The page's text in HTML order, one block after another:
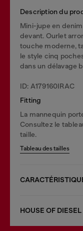
Description du
Mini-jupe en
devant. Ourlet
touche moderne,
le style cinq
dans un délavage
ID: A179160IRAC
Fitting
La mannequin
Consultez le
taille.
Tableau des tailles
HOUSE OF DIESEL